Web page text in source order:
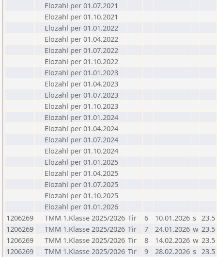
Elozahl per 01.07.2021
Elozahl per 01.10.2021
Elozahl per 01.01.2022
Elozahl per 01.04.2022
Elozahl per 01.07.2022
Elozahl per 01.10.2022
Elozahl per 01.01.2023
Elozahl per 01.04.2023
Elozahl per 01.07.2023
Elozahl per 01.10.2023
Elozahl per 01.01.2024
Elozahl per 01.04.2024
Elozahl per 01.07.2024
Elozahl per 01.10.2024
Elozahl per 01.01.2025
Elozahl per 01.04.2025
Elozahl per 01.07.2025
Elozahl per 01.10.2025
Elozahl per 01.01.2026
1206269
TMM 1.Klasse 2025/2026 Tir 6 10.01.2026 s 23.5
1206269
TMM 1.Klasse 2025/2026 Tir 7 24.01.2026 w 23.5
1206269
TMM 1.Klasse 2025/2026 Tir 8 14.02.2026 w 23.5
1206269
TMM 1.Klasse 2025/2026 Tir 9 28.02.2026 s 23.5